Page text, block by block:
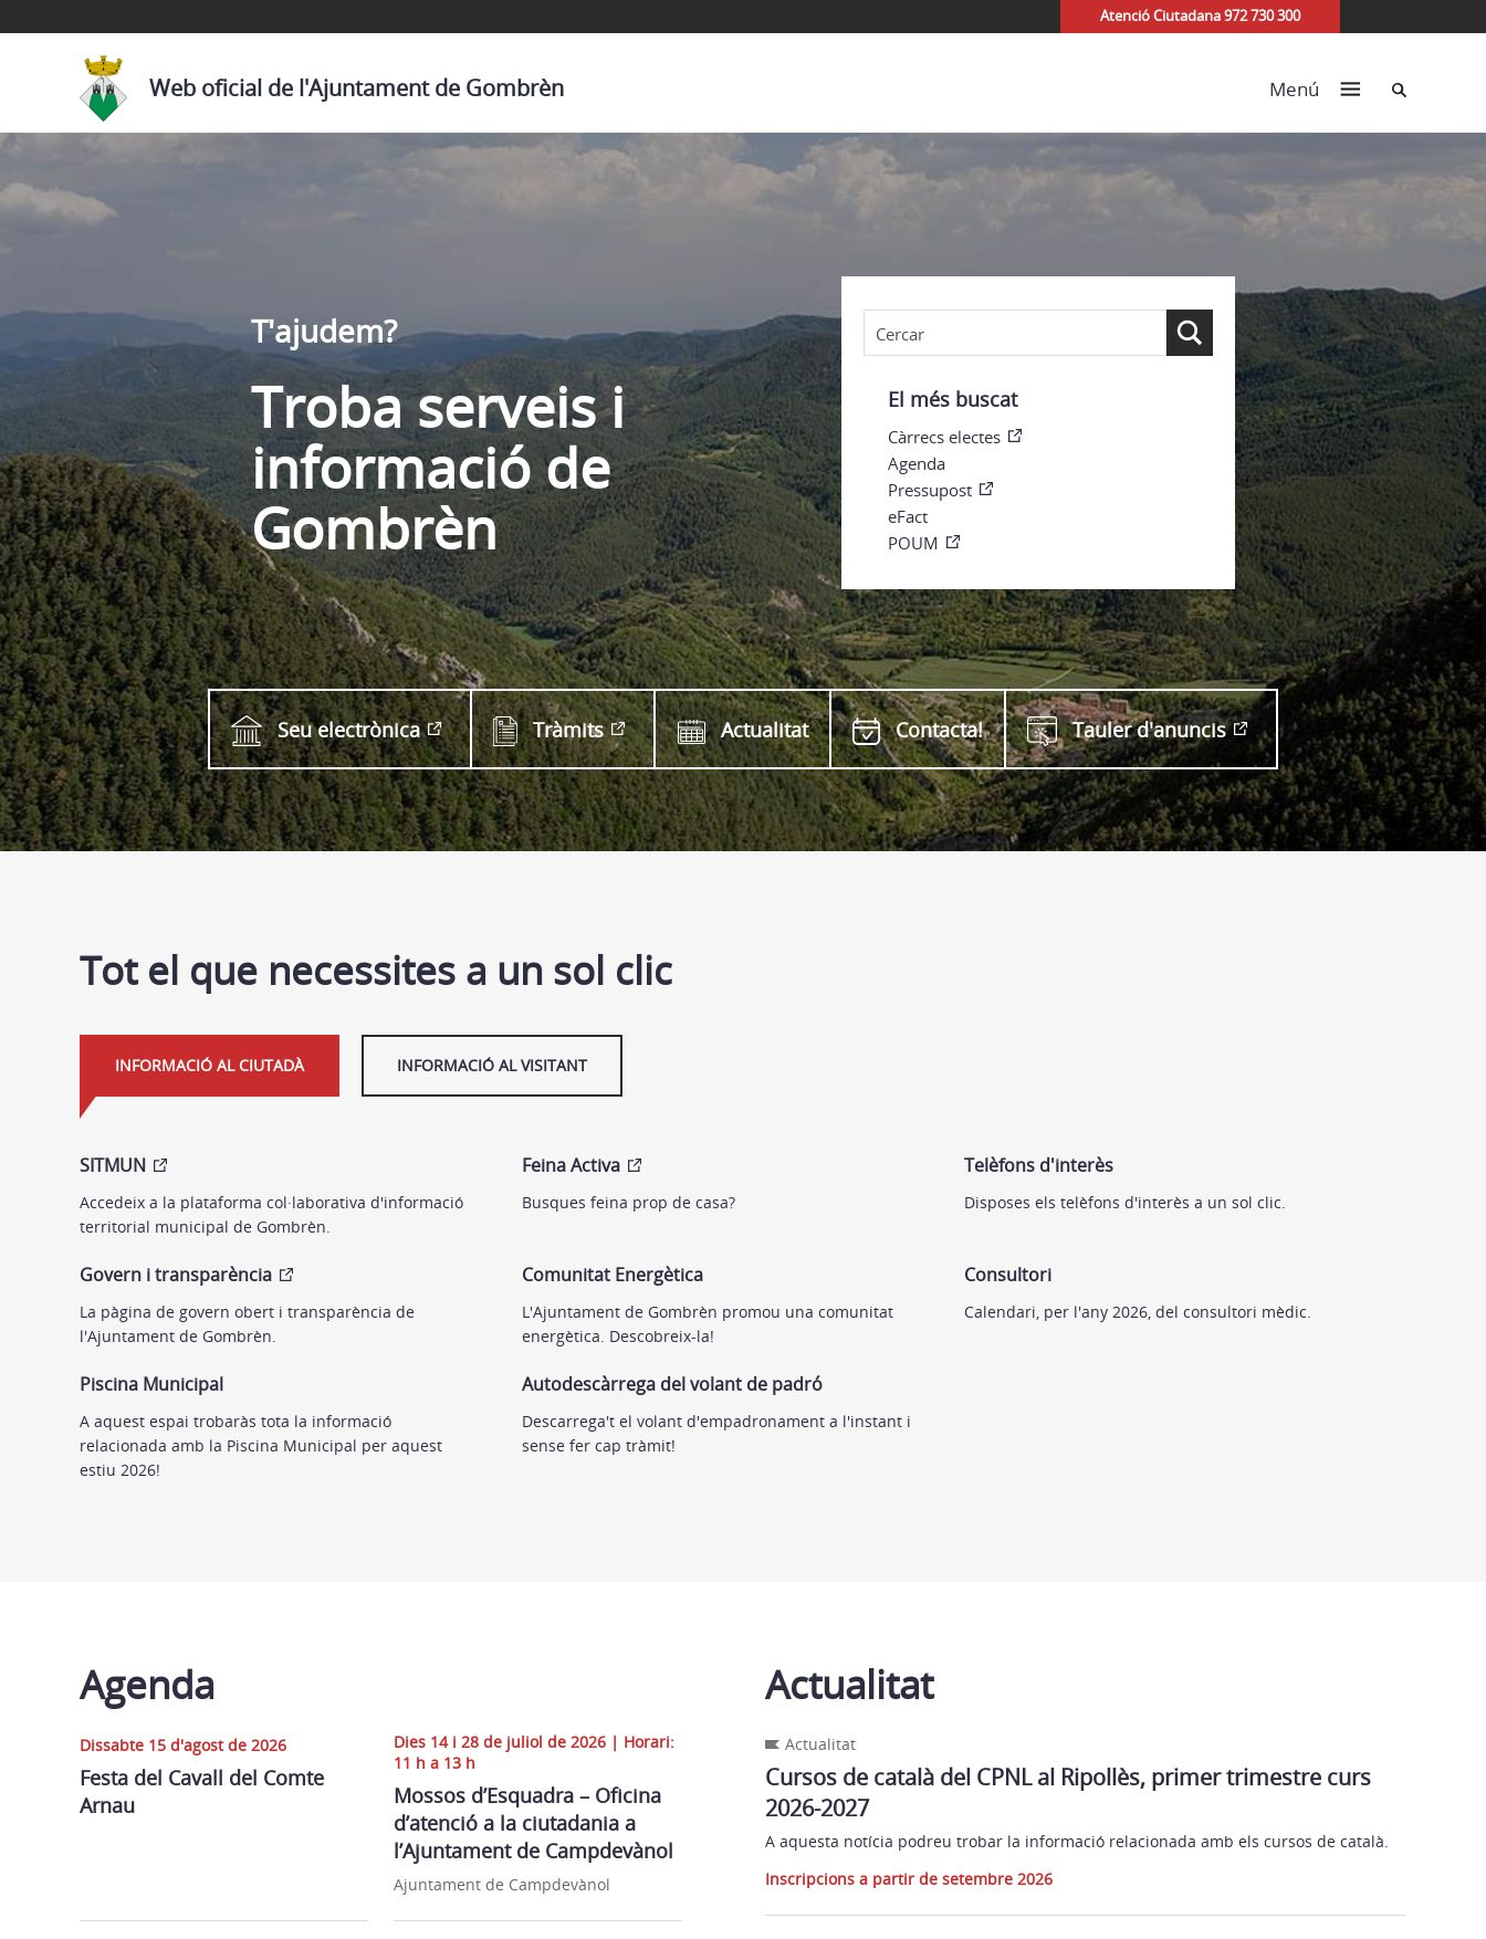
Atenció Ciutadana 972 730 300
Web oficial de l'Ajuntament de Gombrèn Menú Cerca
T'ajudem?
Troba serveis i
informació de
Gombrèn
El més buscat
Càrrecs electes
Agenda
Pressupost
eFact
POUM
Seu electrònica Tràmits Actualitat Contacta! Tauler d'anuncis
Tot el que necessites a un sol clic
INFORMACIÓ AL CIUTADÀ INFORMACIÓ AL VISITANT
SITMUN
Accedeix a la plataforma col·laborativa d'informació
territorial municipal de Gombrèn.
Feina Activa
Busques feina prop de casa?
Telèfons d'interès
Disposes els telèfons d'interès a un sol clic.
Govern i transparència
La pàgina de govern obert i transparència de
l'Ajuntament de Gombrèn.
Comunitat Energètica
L'Ajuntament de Gombrèn promou una comunitat
energètica. Descobreix-la!
Consultori
Calendari, per l'any 2026, del consultori mèdic.
Piscina Municipal
A aquest espai trobaràs tota la informació
relacionada amb la Piscina Municipal per aquest
estiu 2026!
Autodescàrrega del volant de padró
Descarrega't el volant d'empadronament a l'instant i
sense fer cap tràmit!
Agenda
Dissabte 15 d'agost de 2026
Festa del Cavall del Comte
Arnau
Dies 14 i 28 de juliol de 2026 | Horari:
11 h a 13 h
Mossos d’Esquadra – Oficina
d’atenció a la ciutadania a
l’Ajuntament de Campdevànol
Ajuntament de Campdevànol
Actualitat
Actualitat
Cursos de català del CPNL al Ripollès, primer trimestre curs
2026-2027
A aquesta notícia podreu trobar la informació relacionada amb els cursos de català.
Inscripcions a partir de setembre 2026